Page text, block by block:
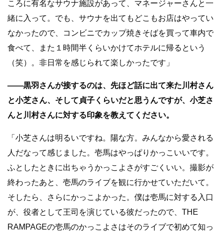
ころに有名なサウナ施設があって、マネージャーさんと一
緒に入って。でも、サウナを出てもどこもお店はやってい
なかったので、コンビニでカップ焼きそばを買って車内で
食べて、また１時間半くらいかけてホテルに帰るという
（笑）。非日常を感じられて楽しかったです」
――黒羽さんが接するのは、先ほど話に出て来た川村さん
と小芝さん、そして貞子くらいだと思うんですが、小芝さ
んと川村さんに対する印象を教えてください。
「小芝さんは明るいですね。陽な方。みんなから愛される
人だなって感じました。壱馬はやっぱりかっこいいです。
ふとしたときに出ちゃうかっこよさがすごくいい。撮影が
終わったあと、壱馬のライブを観に行かせていただいて。
そしたら、さらにかっこよかった。僕は壱馬に対する入口
が、役者として王司を演じている彼だったので、THE
RAMPAGEの壱馬のかっこよさはそのライブで初めて知っ